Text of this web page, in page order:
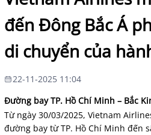
đến Đông Bắc Á
di chuyển của
22-11-2025 11:04
Đường bay TP. Hồ Chí Minh – Bắc
Từ ngày 30/03/2025, Vietnam
đường bay từ TP. Hồ Chí Minh đến